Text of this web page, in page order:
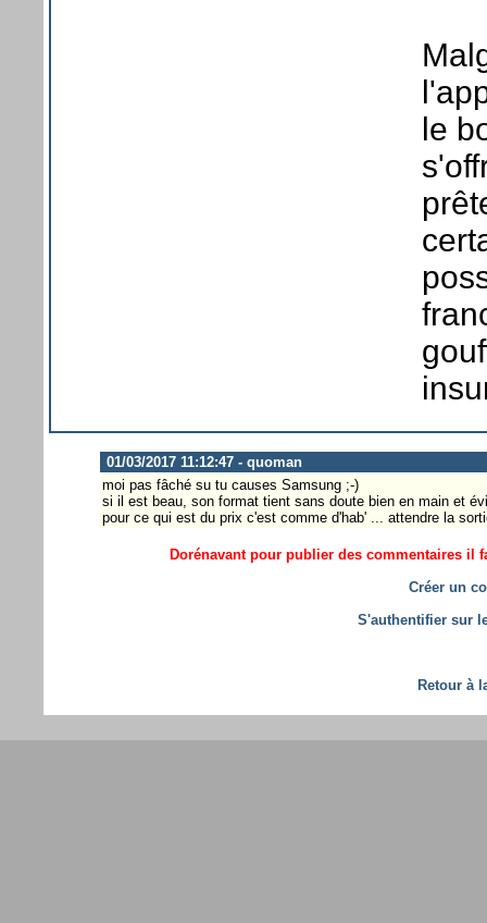
le
01/03/2017 11:12:47 - quoman
moi pas fâché su tu causes Samsung ;-)
si il est beau, son format tient sans doute bien en main et
pour ce qui est du prix c'est comme d'hab' ... attendre la
Dorénavant pour publier des commentaires il
Créer un
S'authentifier sur
Retour à